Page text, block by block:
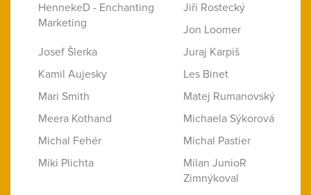
HennekeD - Enchanting
Marketing
Jiří Rostecký
Jon Loomer
Josef Šlerka
Juraj Karpiš
Kamil Aujesky
Les Binet
Mari Smith
Matej Rumanovský
Meera Kothand
Michaela Sýkorová
Michal Fehér
Michal Pastier
Miki Plichta
Milan JunioR
Zimnýkoval